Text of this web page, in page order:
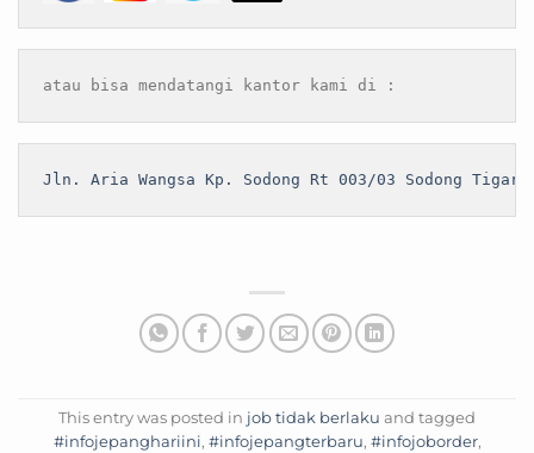
atau bisa mendatangi kantor kami di :
Jln. Aria Wangsa Kp. Sodong Rt 003/03 Sodong
This entry was posted in job tidak berlaku and tagged
#infojepanghariini, #infojepangterbaru, #infojoborder,